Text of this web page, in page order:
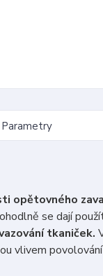
Parametry
opětovného
se dají
tkaniček.
vlivem